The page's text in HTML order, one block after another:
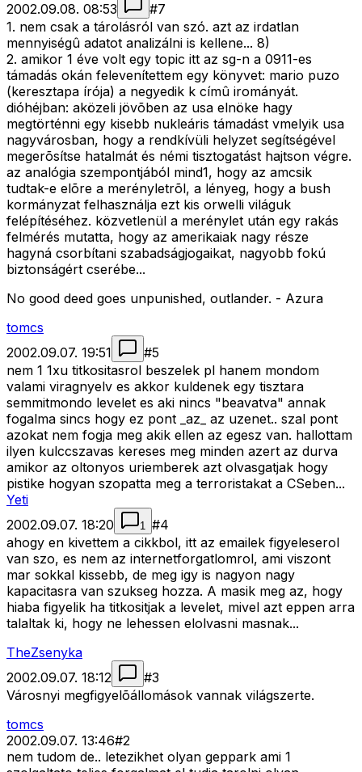
2002.09.08. 08:53
#7
1. nem csak a tárolásról van szó. azt az irdatlan
mennyiségû adatot analizálni is kellene... 8)
2. amikor 1 éve volt egy topic itt az sg-n a 0911-es
támadás okán felevenítettem egy könyvet: mario puzo
(keresztapa írója) a negyedik k címû irományát.
dióhéjban: aközeli jövõben az usa elnöke hagy
megtörténni egy kisebb nukleáris támadást vmelyik usa
nagyvárosban, hogy a rendkívüli helyzet segítségével
megerõsítse hatalmát és némi tisztogatást hajtson végre.
az analógia szempontjából mind1, hogy az amcsik
tudtak-e elõre a merényletrõl, a lényeg, hogy a bush
kormányzat felhasználja ezt kis orwelli világuk
felépítéséhez. közvetlenül a merénylet után egy rakás
felmérés mutatta, hogy az amerikaiak nagy része
hagyná csorbítani szabadságjogaikat, nagyobb fokú
biztonságért cserébe...
No good deed goes unpunished, outlander. - Azura
tomcs
2002.09.07. 19:51
#5
nem 1 1xu titkositasrol beszelek pl hanem mondom
valami viragnyelv es akkor kuldenek egy tisztara
semmitmondo levelet es aki nincs "beavatva" annak
fogalma sincs hogy ez pont _az_ az uzenet.. szal pont
azokat nem fogja meg akik ellen az egesz van. hallottam
ilyen kulccszavas kereses meg minden azert az durva
amikor az oltonyos uriemberek azt olvasgatjak hogy
pistike hogyan szopatta meg a terroristakat a CSeben...
Yeti
2002.09.07. 18:20
1 #4
ahogy en kivettem a cikkbol, itt az emailek figyeleserol
van szo, es nem az internetforgatlomrol, ami viszont
mar sokkal kissebb, de meg igy is nagyon nagy
kapacitasra van szukseg hozza. A masik meg az, hogy
hiaba figyelik ha titkositjak a levelet, mivel azt eppen arra
talaltak ki, hogy ne lehessen elolvasni masnak...
TheZsenyka
2002.09.07. 18:12
#3
Városnyi megfigyelõállomások vannak világszerte.
tomcs
2002.09.07. 13:46#2
nem tudom de.. letezikhet olyan geppark ami 1